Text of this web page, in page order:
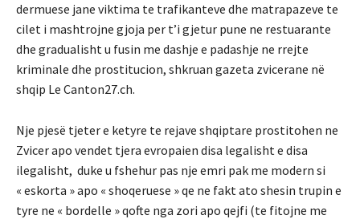
dermuese jane viktima te trafikanteve dhe matrapazeve te
cilet i mashtrojne gjoja per t’i gjetur pune ne restuarante
dhe gradualisht u fusin me dashje e padashje ne rrejte
kriminale dhe prostitucion, shkruan gazeta zvicerane në
shqip Le Canton27.ch.
Nje pjesë tjeter e ketyre te rejave shqiptare prostitohen ne
Zvicer apo vendet tjera evropaien disa legalisht e disa
ilegalisht, duke u fshehur pas nje emri pak me modern si
« eskorta » apo « shoqeruese » qe ne fakt ato shesin trupin e
tyre ne « bordelle » qofte nga zori apo qejfi (te fitojne me